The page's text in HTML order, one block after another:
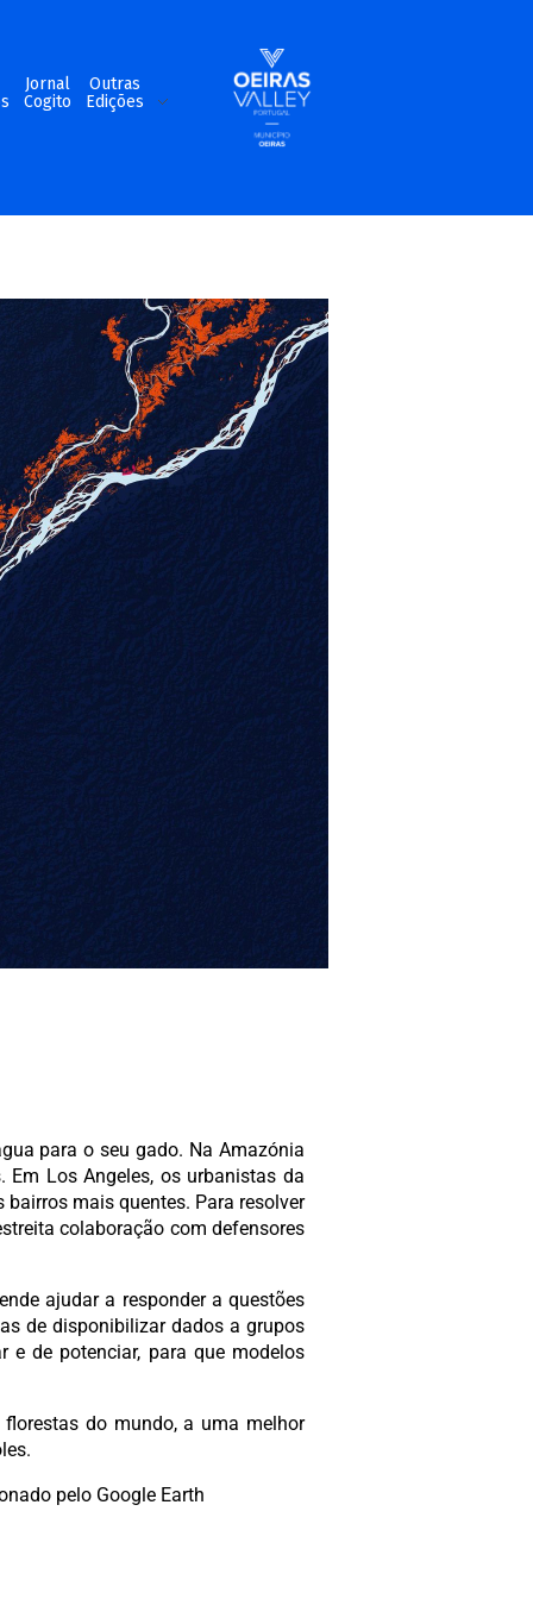
Jornal
Cogito
Outras
Edições
para o seu gado. Na Amazónia
Em Los Angeles, os urbanistas da
mais quentes. Para resolver
colaboração com defensores
ajudar a responder a questões
de disponibilizar dados a grupos
de potenciar, para que modelos
do mundo, a uma melhor
pelo Google Earth